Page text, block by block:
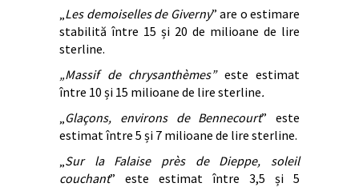
„Les demoiselles de Giverny” are o estimare
stabilită între 15 și 20 de milioane de lire
sterline.
„Massif de chrysanthèmes” este estimat
între 10 și 15 milioane de lire sterline.
„Glaçons, environs de Bennecourt” este
estimat între 5 și 7 milioane de lire sterline.
„Sur la Falaise près de Dieppe, soleil
couchant” este estimat între 3,5 și 5